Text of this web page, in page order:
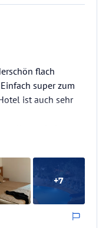
flach
super zum
ist auch sehr
sehr lecker
Für jeden
Pool ist toll, sauber
Am besten fanden
zaubern
mehrere
+7